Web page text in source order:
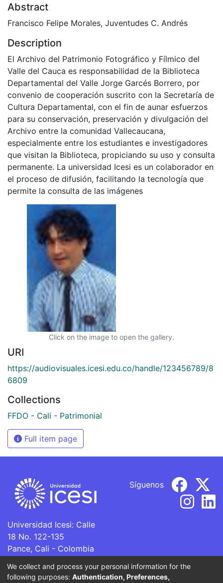
Abstract
Francisco Felipe Morales, Juventudes C. Andrés
Description
El Archivo del Patrimonio Fotográfico y Fílmico del
Valle del Cauca es responsabilidad de la Biblioteca
Departamental del Valle Jorge Garcés Borrero, por
convenio de cooperación suscrito con la Secretaría de
Cultura Departamental, con el fin de aunar esfuerzos
para su conservación, preservación y divulgación del
Archivo entre la comunidad Vallecaucana,
especialmente entre los estudiantes e investigadores
que visitan la Biblioteca, propiciando su uso y consulta
permanente. La universidad Icesi es un colaborador en
el proceso de difusión, facilitando la tecnología que
permite la consulta de las imágenes
Click on the image to open the gallery.
URI
https://audiovisuales.icesi.edu.co/handle/123456789/8
6809
Collections
FFDO - Cali - Patrimonial
Full item page
Universidad Icesi: Calle
18 No. 122-135
Pance, Cali - Colombia
2334
Síguenos
We collect and process your personal information for the
following purposes: Authentication, Preferences,